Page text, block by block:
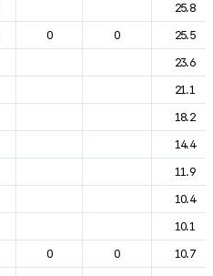
25.8
0 0
25.5
23.6
21.1
18.2
14.4
11.9
10.4
10.1
0 0
10.7